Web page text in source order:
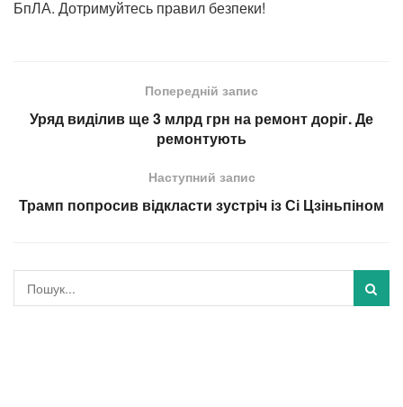
БпЛА. Дотримуйтесь правил безпеки!
Попередній запис
Уряд виділив ще 3 млрд грн на ремонт доріг. Де
ремонтують
Наступний запис
Трамп попросив відкласти зустріч із Сі Цзіньпіном